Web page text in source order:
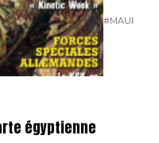
égyptienne